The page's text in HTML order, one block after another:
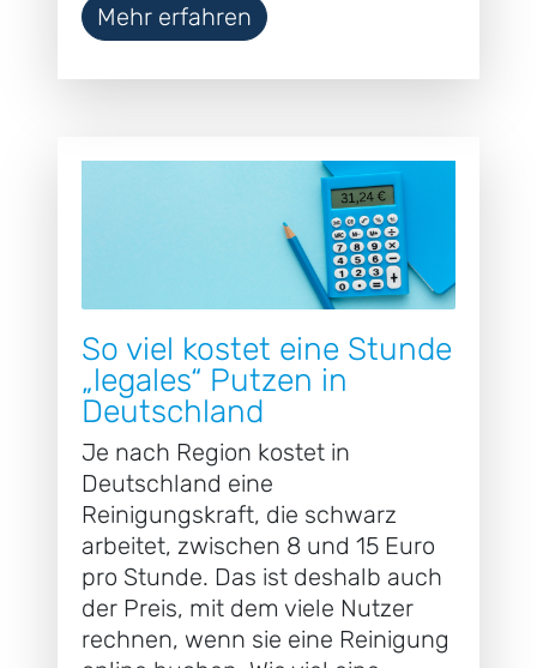
Mehr erfahren
So viel kostet eine Stunde
„legales“ Putzen in
Deutschland
Je nach Region kostet in
Deutschland eine
Reinigungskraft, die schwarz
arbeitet, zwischen 8 und 15 Euro
pro Stunde. Das ist deshalb auch
der Preis, mit dem viele Nutzer
rechnen, wenn sie eine Reinigung